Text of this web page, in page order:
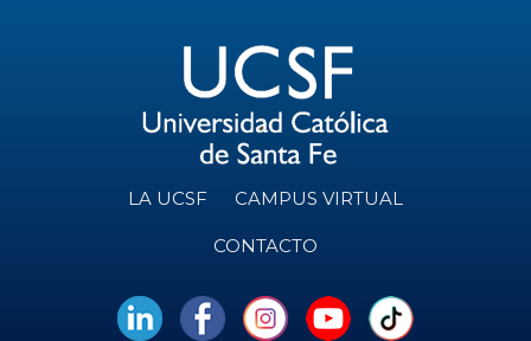
LA UCSF CAMPUS VIRTUAL
CONTACTO